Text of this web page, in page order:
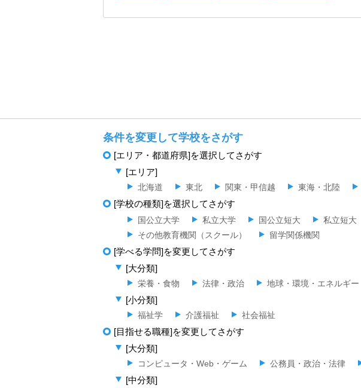
条件を変更して学校をさがす
[エリア・都道府県]を選択してさがす
[エリア]
北海道 東北 関東・甲信越 東海・北陸
[学校の種類]を選択してさがす
国公立大学 私立大学 国公立短大 私立短大
その他教育機関（スクール）
留学関係機関
[学べる学問]を変更してさがす
[大分類]
栄養・食物 法律・政治 地球・環境・エネルギー
[小分類]
福祉学 介護福祉 社会福祉
[目指せる職種]を変更してさがす
[大分類]
コンピュータ・Web・ゲーム 公務員・政治・法律
[中分類]